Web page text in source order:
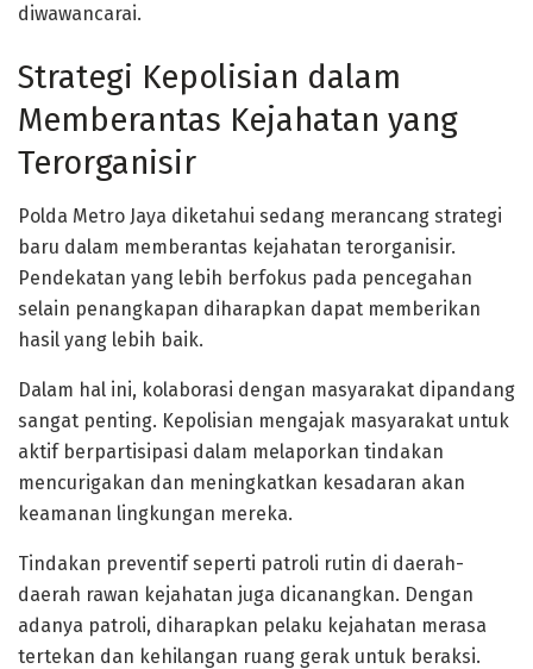
diwawancarai.
Strategi Kepolisian dalam
Memberantas Kejahatan yang
Terorganisir
Polda Metro Jaya diketahui sedang merancang strategi
baru dalam memberantas kejahatan terorganisir.
Pendekatan yang lebih berfokus pada pencegahan
selain penangkapan diharapkan dapat memberikan
hasil yang lebih baik.
Dalam hal ini, kolaborasi dengan masyarakat dipandang
sangat penting. Kepolisian mengajak masyarakat untuk
aktif berpartisipasi dalam melaporkan tindakan
mencurigakan dan meningkatkan kesadaran akan
keamanan lingkungan mereka.
Tindakan preventif seperti patroli rutin di daerah-
daerah rawan kejahatan juga dicanangkan. Dengan
adanya patroli, diharapkan pelaku kejahatan merasa
tertekan dan kehilangan ruang gerak untuk beraksi.